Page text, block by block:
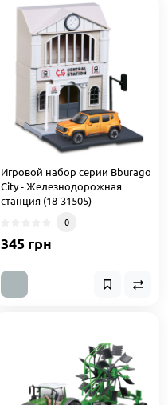
Игровой набор серии Bburago
City - Железнодорожная
станция (18-31505)
0
345 грн